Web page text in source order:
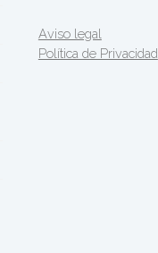
Aviso legal
Política de Privacidad